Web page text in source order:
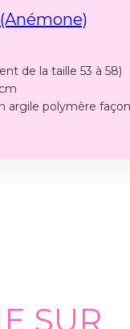
de la taille 53 à 58)
argile polymère
SUR